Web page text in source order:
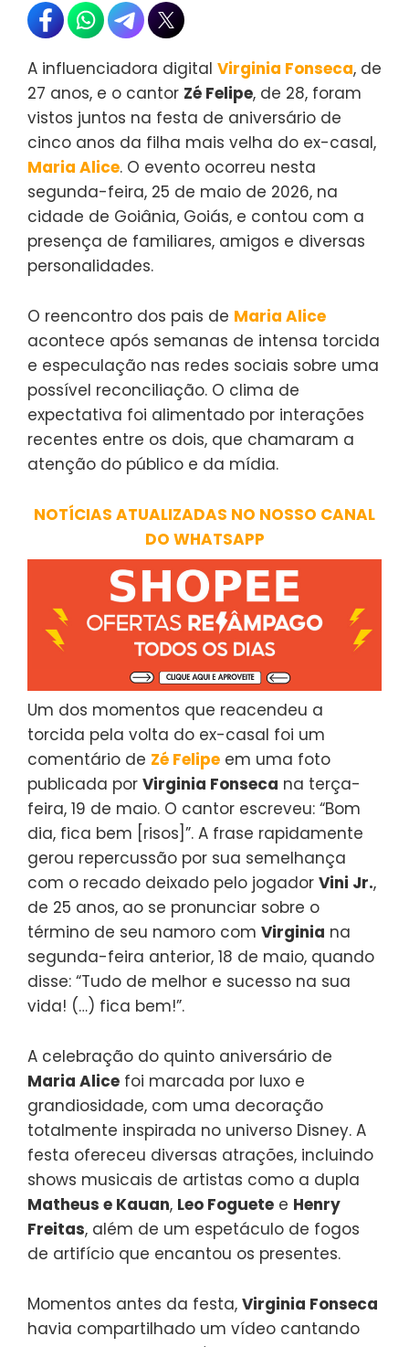
A influenciadora digital Virginia Fonseca, de
27 anos, e o cantor Zé Felipe, de 28, foram
vistos juntos na festa de aniversário de
cinco anos da filha mais velha do ex-casal,
Maria Alice. O evento ocorreu nesta
segunda-feira, 25 de maio de 2026, na
cidade de Goiânia, Goiás, e contou com a
presença de familiares, amigos e diversas
personalidades.
O reencontro dos pais de Maria Alice
acontece após semanas de intensa torcida
e especulação nas redes sociais sobre uma
possível reconciliação. O clima de
expectativa foi alimentado por interações
recentes entre os dois, que chamaram a
atenção do público e da mídia.
NOTÍCIAS ATUALIZADAS NO NOSSO CANAL
DO WHATSAPP
Um dos momentos que reacendeu a
torcida pela volta do ex-casal foi um
comentário de Zé Felipe em uma foto
publicada por Virginia Fonseca na terça-
feira, 19 de maio. O cantor escreveu: “Bom
dia, fica bem [risos]”. A frase rapidamente
gerou repercussão por sua semelhança
com o recado deixado pelo jogador Vini Jr.,
de 25 anos, ao se pronunciar sobre o
término de seu namoro com Virginia na
segunda-feira anterior, 18 de maio, quando
disse: “Tudo de melhor e sucesso na sua
vida! (…) fica bem!”.
A celebração do quinto aniversário de
Maria Alice foi marcada por luxo e
grandiosidade, com uma decoração
totalmente inspirada no universo Disney. A
festa ofereceu diversas atrações, incluindo
shows musicais de artistas como a dupla
Matheus e Kauan, Leo Foguete e Henry
Freitas, além de um espetáculo de fogos
de artifício que encantou os presentes.
Momentos antes da festa, Virginia Fonseca
havia compartilhado um vídeo cantando